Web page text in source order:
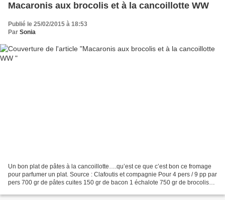
Macaronis aux brocolis et à la cancoillotte WW
Publié le 25/02/2015 à 18:53
Par Sonia
Un bon plat de pâtes à la cancoillotte….qu’est ce que c’est bon ce fromage
pour parfumer un plat. Source : Clafoutis et compagnie Pour 4 pers / 9 pp par
pers 700 gr de pâtes cuites 150 gr de bacon 1 échalote 750 gr de brocolis